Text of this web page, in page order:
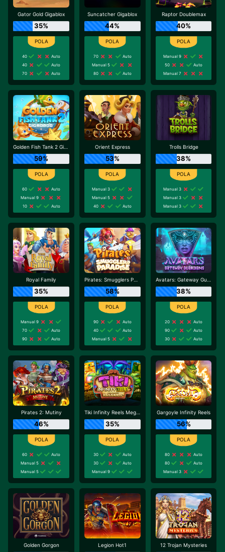
Gator Gold Gigablox
35%
40
Auto
40
Auto
70
Auto
Suncatcher Gigablox
44%
70
Auto
Manual 5
80
Auto
Raptor Doublemax
40%
Manual 9
50
Auto
Manual 7
Golden Fish Tank 2 Gigablox
59%
60
Auto
Manual 9
10
Auto
Orient Express
53%
Manual 3
Manual 5
40
Auto
Trolls Bridge
38%
Manual 3
Manual 3
Manual 3
Royal Family
35%
Manual 9
70
Auto
90
Auto
Pirates: Smugglers Paradise
58%
90
Auto
40
Auto
Manual 5
Avatars: Gateway Guardians
38%
20
Auto
90
Auto
30
Auto
Pirates 2: Mutiny
46%
60
Auto
Manual 5
Manual 5
Tiki Infinity Reels Megaways
35%
30
Auto
30
Auto
Manual 9
Gargoyle Infinity Reels
56%
80
Auto
80
Auto
Manual 3
Golden Gorgon Legion Hot1 12 Trojan Mysteries